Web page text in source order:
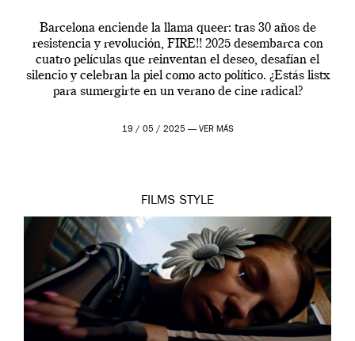
Barcelona enciende la llama queer: tras 30 años de
resistencia y revolución, FIRE!! 2025 desembarca con
cuatro películas que reinventan el deseo, desafían el
silencio y celebran la piel como acto político. ¿Estás listx
para sumergirte en un verano de cine radical?
19 / 05 / 2025 — VER MÁS
FILMS STYLE